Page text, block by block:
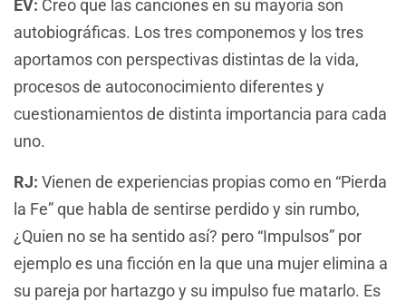
EV: Creo que las canciones en su mayoría son
autobiográficas. Los tres componemos y los tres
aportamos con perspectivas distintas de la vida,
procesos de autoconocimiento diferentes y
cuestionamientos de distinta importancia para cada
uno.
RJ: Vienen de experiencias propias como en “Pierda
la Fe” que habla de sentirse perdido y sin rumbo,
¿Quien no se ha sentido así? pero “Impulsos” por
ejemplo es una ficción en la que una mujer elimina a
su pareja por hartazgo y su impulso fue matarlo. Es